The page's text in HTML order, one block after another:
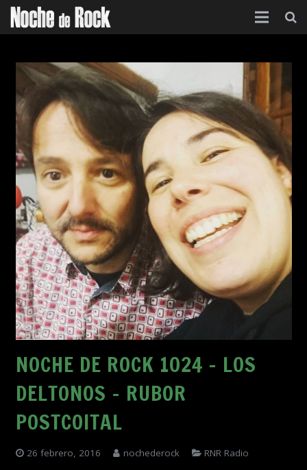
Categorías
Agenda
Foro
Contacto
Acerca de
NOCHE DE ROCK 1024 – LOS
DELTONOS – RUBOR
POSTCOITAL
26 febrero, 2016 nochederock RNR Radio